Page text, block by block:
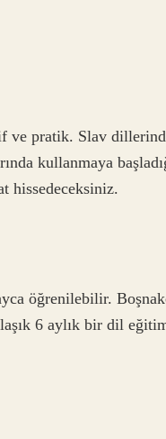
ve pratik. Slav
kullanmaya
hissedeceksiniz.
öğrenilebilir.
6 aylık bir dil